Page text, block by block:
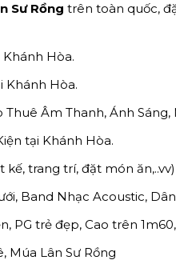
Sư Rồng trên toàn quốc,
Khánh Hòa.
Khánh Hòa.
Âm Thanh, Ánh
tại Khánh Hòa.
kế, trang trí, đặt món
Band Nhạc Acoustic,
PG trẻ đẹp, Cao trên
Múa Lân Sư Rồng